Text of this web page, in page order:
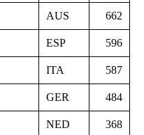
AUS 662
ESP 596
ITA 587
GER 484
NED 368